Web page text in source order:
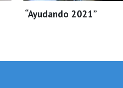
“Ayudando 2021”